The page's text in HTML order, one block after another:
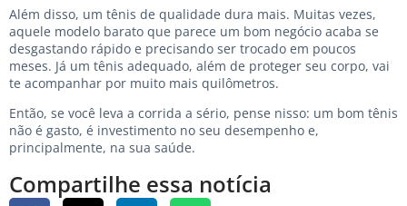
Além disso, um tênis de qualidade dura mais. Muitas vezes,
aquele modelo barato que parece um bom negócio acaba se
desgastando rápido e precisando ser trocado em poucos
meses. Já um tênis adequado, além de proteger seu corpo, vai
te acompanhar por muito mais quilômetros.
Então, se você leva a corrida a sério, pense nisso: um bom tênis
não é gasto, é investimento no seu desempenho e,
principalmente, na sua saúde.
Compartilhe essa notícia